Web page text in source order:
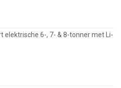
elektrische 6-, 7- & 8-tonner met Li-